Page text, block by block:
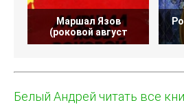
Маршал Язов
(роковой август
Белый Андрей читать все